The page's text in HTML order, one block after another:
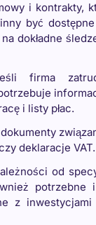
i kontrakty,
być
dokładne
firma
i listy płac.
deklaracje VAT.
od
potrzebne
z